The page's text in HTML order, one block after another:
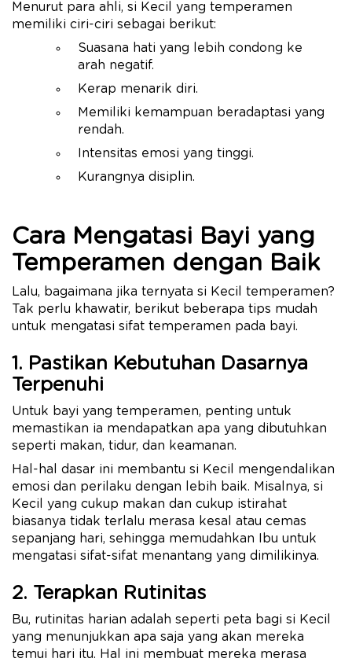
Menurut para ahli, si Kecil yang temperamen
memiliki ciri-ciri sebagai berikut:
Suasana hati yang lebih condong ke
arah negatif.
Kerap menarik diri.
Memiliki kemampuan beradaptasi yang
rendah.
Intensitas emosi yang tinggi.
Kurangnya disiplin.
Cara Mengatasi Bayi yang
Temperamen dengan Baik
Lalu, bagaimana jika ternyata si Kecil temperamen?
Tak perlu khawatir, berikut beberapa tips mudah
untuk mengatasi sifat temperamen pada bayi.
1. Pastikan Kebutuhan Dasarnya
Terpenuhi
Untuk bayi yang temperamen, penting untuk
memastikan ia mendapatkan apa yang dibutuhkan
seperti makan, tidur, dan keamanan.
Hal-hal dasar ini membantu si Kecil mengendalikan
emosi dan perilaku dengan lebih baik. Misalnya, si
Kecil yang cukup makan dan cukup istirahat
biasanya tidak terlalu merasa kesal atau cemas
sepanjang hari, sehingga memudahkan Ibu untuk
mengatasi sifat-sifat menantang yang dimilikinya.
2. Terapkan Rutinitas
Bu, rutinitas harian adalah seperti peta bagi si Kecil
yang menunjukkan apa saja yang akan mereka
temui hari itu. Hal ini membuat mereka merasa